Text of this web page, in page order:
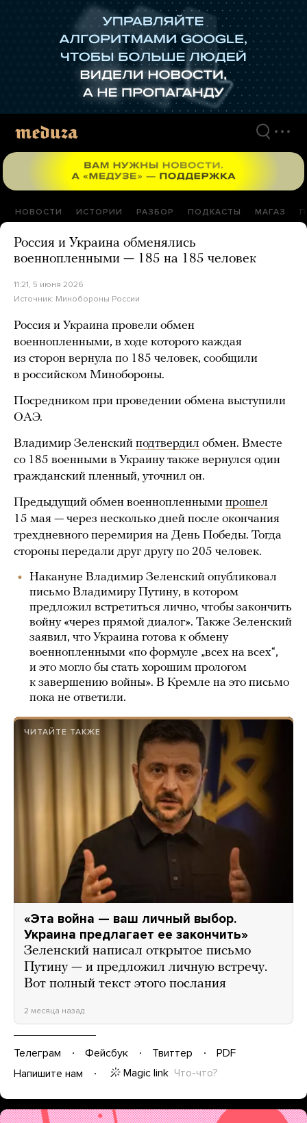
НОВОСТИ ИСТОРИИ РАЗБОР ПОДКАСТЫ МАГАЗ
Россия и Украина обменялись
военнопленными — 185 на 185 человек
11:21, 5 июня 2026
Источник: Минобороны России
Россия и Украина провели обмен
военнопленными, в ходе которого каждая
из сторон вернула по 185 человек, сообщили
в российском Минобороны.
Посредником при проведении обмена выступили
ОАЭ.
Владимир Зеленский подтвердил обмен. Вместе
со 185 военными в Украину также вернулся один
гражданский пленный, уточнил он.
Предыдущий обмен военнопленными прошел
15 мая — через несколько дней после окончания
трехдневного перемирия на День Победы. Тогда
стороны передали друг другу по 205 человек.
Накануне Владимир Зеленский опубликовал
письмо Владимиру Путину, в котором
предложил встретиться лично, чтобы закончить
войну «через прямой диалог». Также Зеленский
заявил, что Украина готова к обмену
военнопленными «по формуле „всех на всех“,
и это могло бы стать хорошим прологом
к завершению войны». В Кремле на это письмо
пока не ответили.
ЧИТАЙТЕ ТАКЖЕ
«Эта война — ваш личный выбор.
Украина предлагает ее закончить»
Зеленский написал открытое письмо
Путину — и предложил личную встречу.
Вот полный текст этого послания
2 месяца назад
Телеграм Фейсбук Твиттер
PDF
Напишите нам
Magic link Что-что?